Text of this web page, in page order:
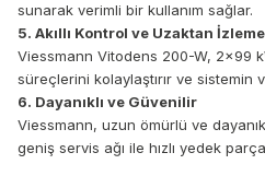
sunarak verimli bir kullanım sağlar.
5. Akıllı Kontrol ve Uzaktan İzleme
Viessmann Vitodens 200-W, 2x99
süreçlerini kolaylaştırır ve sistemin
6. Dayanıklı ve Güvenilir
Viessmann, uzun ömürlü ve
geniş servis ağı ile hızlı yedek